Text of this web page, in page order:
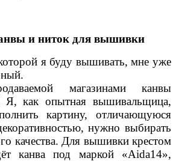
и ниток для вышивки
я буду вышивать, мне уже
магазинами канвы
Я, как опытная вышивальщица,
картину, отличающуюся
нужно выбирать
качества. Для вышивки крестом
канва под маркой «Aida14»,